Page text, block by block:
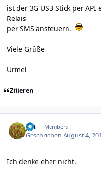
ist der 3G USB Stick per
Relais
per SMS ansteuern.
Viele Grüße
Urmel
Zitieren
jan Members
GeschriebenAugust 4,
Ich denke eher nicht.